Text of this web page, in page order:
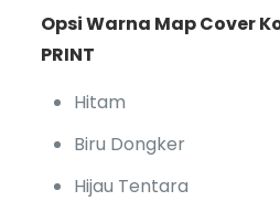
Opsi Warna Map Cover
PRINT
Hitam
Biru Dongker
Hijau Tentara